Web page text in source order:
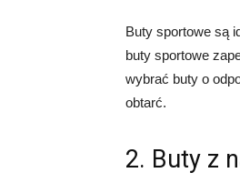
Buty sportowe są
buty sportowe
wybrać buty o
obtarć.
2. Buty z